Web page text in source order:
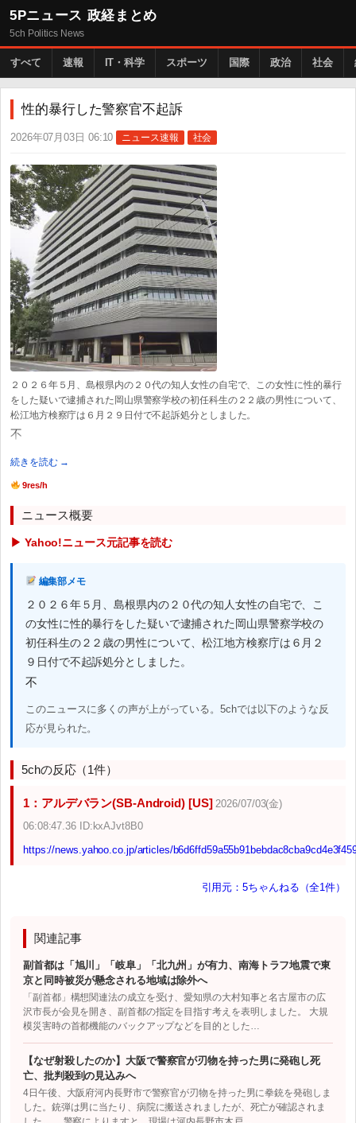
5Pニュース 政経まとめ
5ch Politics News
すべて 速報 IT・科学 スポーツ 国際 政治 社会
性的暴行した警察官不起訴
2026年07月03日 06:10 ニュース速報 社会
２０２６年５月、島根県内の２０代の知人女性の自宅で、この女性に性的暴行
をした疑いで逮捕された岡山県警察学校の初任科生の２２歳の男性について、
松江地方検察庁は６月２９日付で不起訴処分としました。
不
続きを読む →
9res/h
ニュース概要
▶ Yahoo!ニュース元記事を読む
編集部メモ
２０２６年５月、島根県内の２０代の知人女性の自宅で、こ
の女性に性的暴行をした疑いで逮捕された岡山県警察学校の
初任科生の２２歳の男性について、松江地方検察庁は６月２
９日付で不起訴処分としました。
不
このニュースに多くの声が上がっている。5chでは以下のような反
応が見られた。
5chの反応（1件）
1：アルデバラン(SB-Android) [US] 2026/07/03(金)
06:08:47.36 ID:kxAJvt8B0
https://news.yahoo.co.jp/articles/
引用元：5ちゃんねる（全1件）
関連記事
副首都は「旭川」「岐阜」「北九州」が有力、南海トラフ地震で東
京と同時被災が懸念される地域は除外へ
「副首都」構想関連法の成立を受け、愛知県の大村知事と名古屋市の広
沢市長が会見を開き、副首都の指定を目指す考えを表明しました。 大規
模災害時の首都機能のバックアップなどを目的とした…
【なぜ射殺したのか】大阪で警察官が刃物を持った男に発砲し死
亡、批判殺到の見込みへ
4日午後、大阪府河内長野市で警察官が刃物を持った男に拳銃を発砲しま
した。銃弾は男に当たり、病院に搬送されましたが、死亡が確認されま